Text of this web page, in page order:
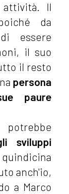
attività. Il
da
essere
il suo
il resto
persona
paure
sviluppi
anch'io,
a Marco